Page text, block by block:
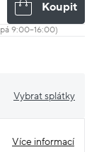
Koupit
9:00–16:00)
Vybrat splátky
Více informací